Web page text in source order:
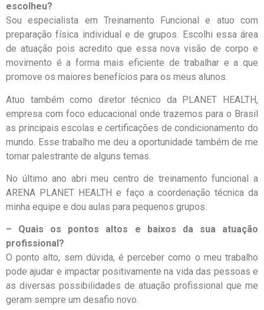
escolheu?
Sou especialista em Treinamento Funcional e atuo com
preparação física individual e de grupos. Escolhi essa área
de atuação pois acredito que essa nova visão de corpo e
movimento é a forma mais eficiente de trabalhar e a que
promove os maiores benefícios para os meus alunos.
Atuo também como diretor técnico da PLANET HEALTH,
empresa com foco educacional onde trazemos para o Brasil
as principais escolas e certificações de condicionamento do
mundo. Esse trabalho me deu a oportunidade também de me
tornar palestrante de alguns temas.
No último ano abri meu centro de treinamento funcional a
ARENA PLANET HEALTH e faço a coordenação técnica da
minha equipe e dou aulas para pequenos grupos.
– Quais os pontos altos e baixos da sua atuação
profissional?
O ponto alto, sem dúvida, é perceber como o meu trabalho
pode ajudar e impactar positivamente na vida das pessoas e
as diversas possibilidades de atuação profissional que me
geram sempre um desafio novo.